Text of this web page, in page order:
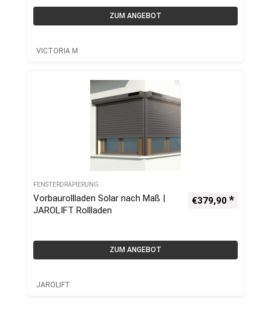
ZUM ANGEBOT
VICTORIA M
FENSTERDRAPIERUNG
Vorbaurollladen Solar nach Maß |
JAROLIFT Rollladen
€379,90
ZUM ANGEBOT
JAROLIFT